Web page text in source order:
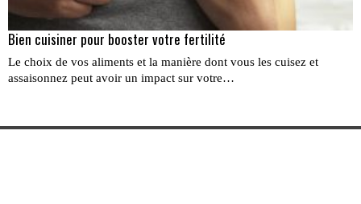
Bien cuisiner pour booster votre fertilité
Le choix de vos aliments et la manière dont vous les cuisez et
assaisonnez peut avoir un impact sur votre…